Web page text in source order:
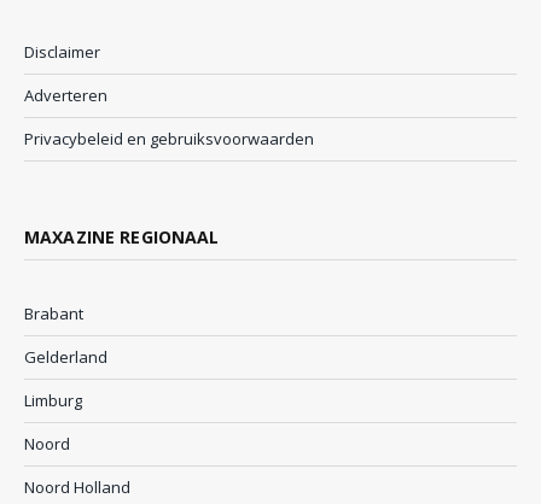
Disclaimer
Adverteren
Privacybeleid en gebruiksvoorwaarden
MAXAZINE REGIONAAL
Brabant
Gelderland
Limburg
Noord
Noord Holland